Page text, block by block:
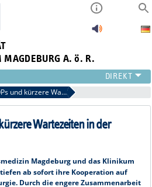
MAGDEBURG A. ö. R.
Gemeinsame OPs und kürzere Wartezeiten in der Viszeralchirurgie
Wartezeiten in der
Magdeburg und das Klinikum
ab sofort ihre Kooperation auf
Durch die engere Zusammenarbeit